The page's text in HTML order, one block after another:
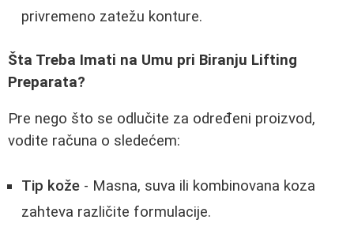
privremeno zatežu konture.
Šta Treba Imati na Umu pri Biranju Lifting
Preparata?
Pre nego što se odlučite za određeni proizvod,
vodite računa o sledećem:
Tip kože - Masna, suva ili kombinovana koza
zahteva različite formulacije.